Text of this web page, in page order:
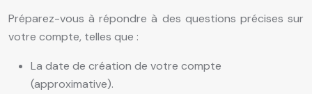
Préparez-vous à répondre à des questions précises sur
votre compte, telles que :
La date de création de votre compte
(approximative).